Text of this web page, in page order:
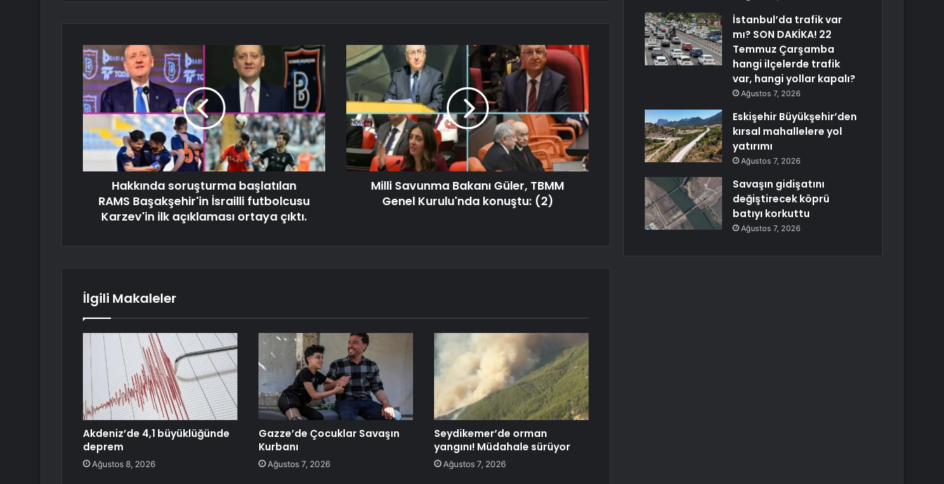
Hakkında soruşturma başlatılan
RAMS Başakşehir'in İsrailli futbolcusu
Karzev'in ilk açıklaması ortaya çıktı.
Milli Savunma Bakanı Güler, TBMM
Genel Kurulu'nda konuştu: (2)
İlgili Makaleler
Akdeniz’de 4,1 büyüklüğünde
deprem
Ağustos 8, 2026
Gazze’de Çocuklar Savaşın
Kurbanı
Ağustos 7, 2026
Seydikemer’de orman
yangını! Müdahale sürüyor
Ağustos 7, 2026
İstanbul’da trafik var
mı? SON DAKİKA! 22
Temmuz Çarşamba
hangi ilçelerde trafik
var, hangi yollar kapalı?
Ağustos 7, 2026
Eskişehir Büyükşehir’den
kırsal mahallelere yol
yatırımı
Ağustos 7, 2026
Savaşın gidişatını
değiştirecek köprü
batıyı korkuttu
Ağustos 7, 2026